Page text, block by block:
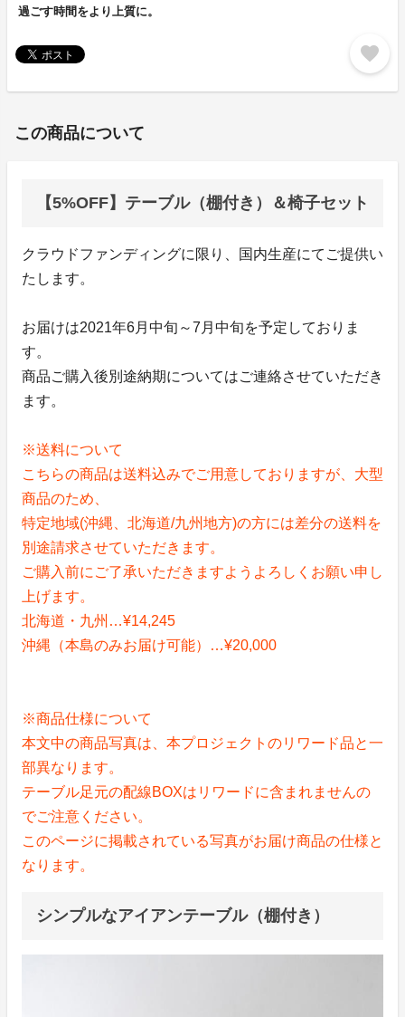
過ごす時間をより上質に。
favorite
この商品について
【5%OFF】テーブル（棚付き）＆椅子セット
クラウドファンディングに限り、国内生産にてご提供い
たします。
お届けは2021年6月中旬～7月中旬を予定しておりま
す。
商品ご購入後別途納期についてはご連絡させていただき
ます。
※送料について
こちらの商品は送料込みでご用意しておりますが、大型
商品のため、
特定地域(沖縄、北海道/九州地方)の方には差分の送料を
別途請求させていただきます。
ご購入前にご了承いただきますようよろしくお願い申し
上げます。
北海道・九州…¥14,245
沖縄（本島のみお届け可能）…¥20,000
※商品仕様について
本文中の商品写真は、本プロジェクトのリワード品と一
部異なります。
テーブル足元の配線BOXはリワードに含まれませんの
でご注意ください。
このページに掲載されている写真がお届け商品の仕様と
なります。
シンプルなアイアンテーブル（棚付き）